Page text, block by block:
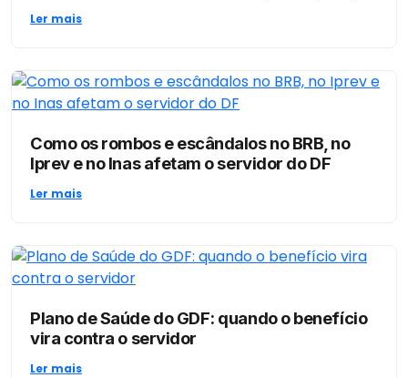
Ler mais
Como os rombos e escândalos no BRB, no
Iprev e no Inas afetam o servidor do DF
Ler mais
Plano de Saúde do GDF: quando o benefício
vira contra o servidor
Ler mais